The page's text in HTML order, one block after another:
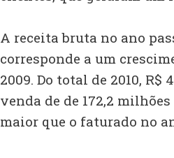
A receita bruta no ano
corresponde a um
2009. Do total de 2010,
venda de de 172,2
maior que o faturado no